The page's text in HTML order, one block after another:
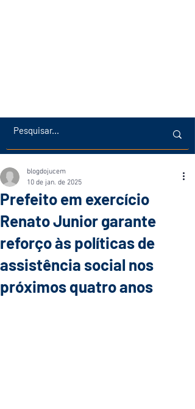
Prefeito em exercício
Renato Junior garante
reforço às políticas de
assistência social nos
próximos quatro anos
blogdojucem
10 de jan. de 2025